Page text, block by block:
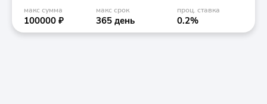
макс сумма
100000 ₽
макс срок
365 день
проц. ставка
0.2%